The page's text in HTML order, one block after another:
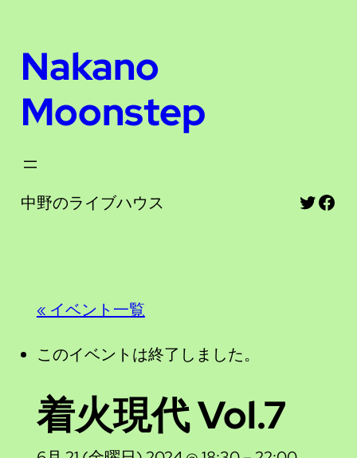
Nakano
Moonstep
中野のライブハウス Twitter
« イベント一覧
このイベントは終了しました。
着火現代 Vol.7